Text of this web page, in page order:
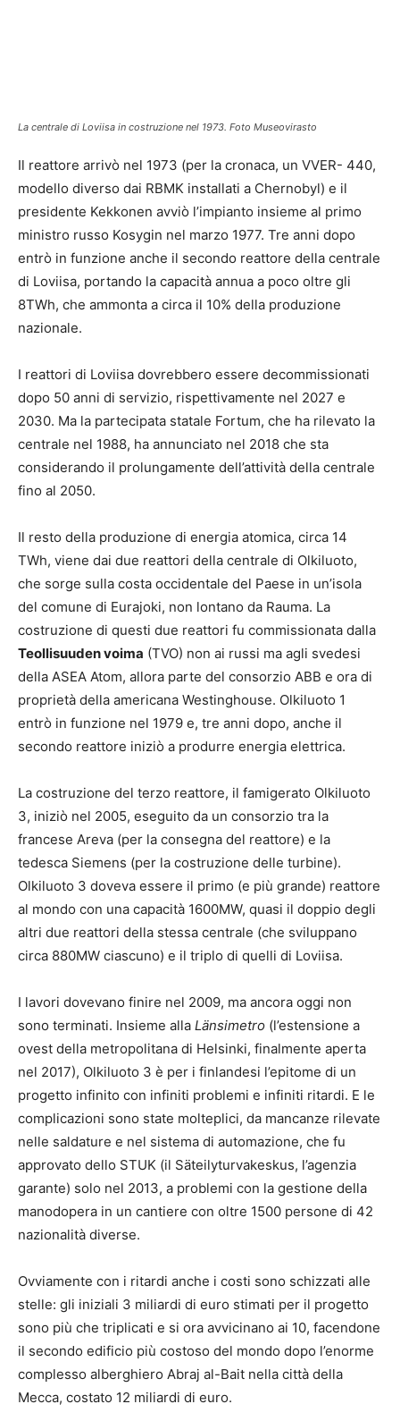
La centrale di Loviisa in costruzione nel 1973. Foto Museovirasto
Il reattore arrivò nel 1973 (per la cronaca, un VVER- 440,
modello diverso dai RBMK installati a Chernobyl) e il
presidente Kekkonen avviò l’impianto insieme al primo
ministro russo Kosygin nel marzo 1977. Tre anni dopo
entrò in funzione anche il secondo reattore della centrale
di Loviisa, portando la capacità annua a poco oltre gli
8TWh, che ammonta a circa il 10% della produzione
nazionale.
I reattori di Loviisa dovrebbero essere decommissionati
dopo 50 anni di servizio, rispettivamente nel 2027 e
2030. Ma la partecipata statale Fortum, che ha rilevato la
centrale nel 1988, ha annunciato nel 2018 che sta
considerando il prolungamente dell’attività della centrale
fino al 2050.
Il resto della produzione di energia atomica, circa 14
TWh, viene dai due reattori della centrale di Olkiluoto,
che sorge sulla costa occidentale del Paese in un’isola
del comune di Eurajoki, non lontano da Rauma. La
costruzione di questi due reattori fu commissionata dalla
Teollisuuden voima (TVO) non ai russi ma agli svedesi
della ASEA Atom, allora parte del consorzio ABB e ora di
proprietà della americana Westinghouse. Olkiluoto 1
entrò in funzione nel 1979 e, tre anni dopo, anche il
secondo reattore iniziò a produrre energia elettrica.
La costruzione del terzo reattore, il famigerato Olkiluoto
3, iniziò nel 2005, eseguito da un consorzio tra la
francese Areva (per la consegna del reattore) e la
tedesca Siemens (per la costruzione delle turbine).
Olkiluoto 3 doveva essere il primo (e più grande) reattore
al mondo con una capacità 1600MW, quasi il doppio degli
altri due reattori della stessa centrale (che sviluppano
circa 880MW ciascuno) e il triplo di quelli di Loviisa.
I lavori dovevano finire nel 2009, ma ancora oggi non
sono terminati. Insieme alla Länsimetro (l’estensione a
ovest della metropolitana di Helsinki, finalmente aperta
nel 2017), Olkiluoto 3 è per i finlandesi l’epitome di un
progetto infinito con infiniti problemi e infiniti ritardi. E le
complicazioni sono state molteplici, da mancanze rilevate
nelle saldature e nel sistema di automazione, che fu
approvato dello STUK (il Säteilyturvakeskus, l’agenzia
garante) solo nel 2013, a problemi con la gestione della
manodopera in un cantiere con oltre 1500 persone di 42
nazionalità diverse.
Ovviamente con i ritardi anche i costi sono schizzati alle
stelle: gli iniziali 3 miliardi di euro stimati per il progetto
sono più che triplicati e si ora avvicinano ai 10, facendone
il secondo edificio più costoso del mondo dopo l’enorme
complesso alberghiero Abraj al-Bait nella città della
Mecca, costato 12 miliardi di euro.